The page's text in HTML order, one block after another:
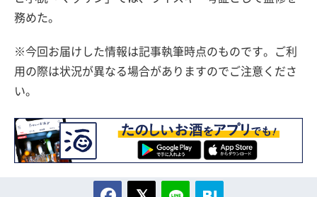
務めた。
※今回お届けした情報は記事執筆時点のものです。ご利
用の際は状況が異なる場合がありますのでご注意くださ
い。